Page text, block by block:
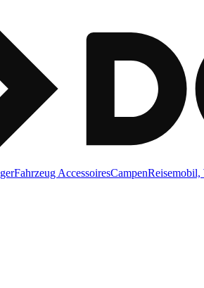
Fahrzeug AccessoiresCampenReisemobil,